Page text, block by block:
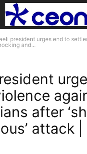
president urges end to
and...
after
attack |